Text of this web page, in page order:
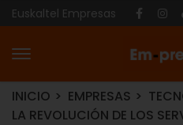
Euskaltel Empresas
INICIO EMPRESAS
LA REVOLUCIÓN DE LOS